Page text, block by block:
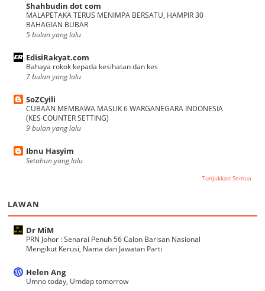
Shahbudin dot com
MALAPETAKA TERUS MENIMPA BERSATU, HAMPIR 30
BAHAGIAN BUBAR
5 bulan yang lalu
EdisiRakyat.com
Bahaya rokok kepada kesihatan dan kes
7 bulan yang lalu
SoZCyili
CUBAAN MEMBAWA MASUK 6 WARGANEGARA INDONESIA
(KES COUNTER SETTING)
9 bulan yang lalu
Ibnu Hasyim
Setahun yang lalu
Tunjukkan Semua
LAWAN
Dr MiM
PRN Johor : Senarai Penuh 56 Calon Barisan Nasional
Mengikut Kerusi, Nama dan Jawatan Parti
Helen Ang
Umno today, Umdap tomorrow